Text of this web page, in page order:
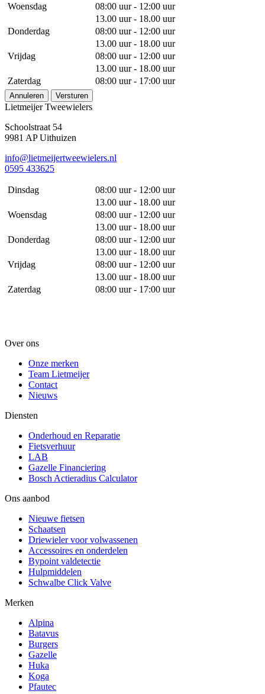
Woensdag
08:00 uur - 12:00 uur
13.00 uur - 18.00 uur
Donderdag
08:00 uur - 12:00 uur
13.00 uur - 18.00 uur
Vrijdag
08:00 uur - 12:00 uur
13.00 uur - 18.00 uur
Zaterdag
08:00 uur - 17:00 uur
Annuleren Versturen
Lietmeijer Tweewielers
Schoolstraat 54
9981 AP Uithuizen
info@lietmeijertweewielers.nl
0595 433625
Dinsdag
08:00 uur - 12:00 uur
13.00 uur - 18.00 uur
Woensdag
08:00 uur - 12:00 uur
13.00 uur - 18.00 uur
Donderdag
08:00 uur - 12:00 uur
13.00 uur - 18.00 uur
Vrijdag
08:00 uur - 12:00 uur
13.00 uur - 18.00 uur
Zaterdag
08:00 uur - 17:00 uur
Over ons
Onze merken
Team Lietmeijer
Contact
Nieuws
Diensten
Onderhoud en Reparatie
Fietsverhuur
LAB
Gazelle Financiering
Bosch Actieradius Calculator
Ons aanbod
Nieuwe fietsen
Schaatsen
Driewieler voor volwassenen
Accessoires en onderdelen
Bypoint valdetectie
Hulpmiddelen
Schwalbe Click Valve
Merken
Alpina
Batavus
Burgers
Gazelle
Huka
Koga
Pfautec